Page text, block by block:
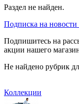
Раздел не найден.
Подписка на новости
Подпишитесь на
акции нашего
Не найдено рубрик
Коллекции